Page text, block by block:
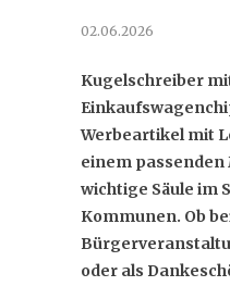
02.06.2026
Kugelschreiber
Werbeartikel mit
einem passenden
wichtige Säule im
Kommunen. Ob
oder als